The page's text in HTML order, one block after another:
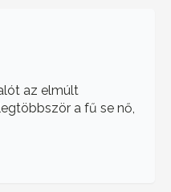
az elmúlt
a fű se nő,